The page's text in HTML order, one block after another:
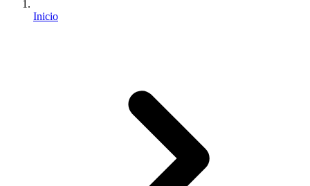
Inicio